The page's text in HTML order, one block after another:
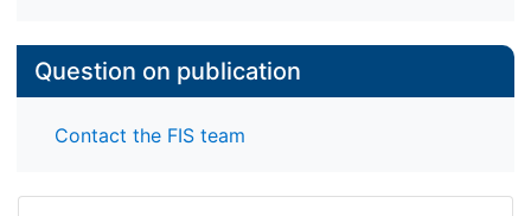
Question on publication
Contact the FIS team